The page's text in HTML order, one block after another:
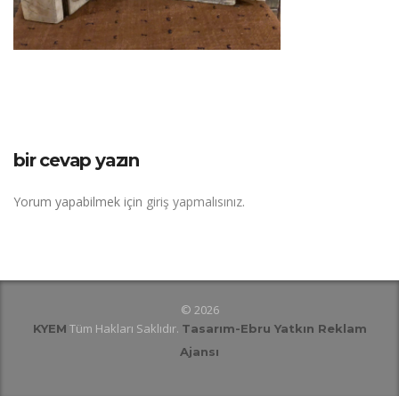
bir cevap yazın
Yorum yapabilmek için giriş yapmalısınız.
© 2026
KYEM Tüm Hakları Saklıdır. Tasarım-Ebru Yatkın Reklam
Ajansı